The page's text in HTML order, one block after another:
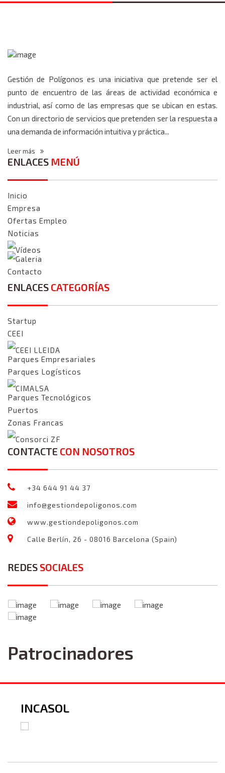
Gestión de Polígonos es una iniciativa que pretende ser el
punto de encuentro de las áreas de actividad económica e
industrial, así como de las empresas que se ubican en estas.
Con un directorio de servicios que pretenden ser la respuesta a
una demanda de información intuitiva y práctica...
Leer más
ENLACES MENÚ
Inicio
Empresa
Ofertas Empleo
Noticias
Vídeos
Galeria
Contacto
ENLACES CATEGORÍAS
Startup
CEEI
CEEI LLEIDA
Parques Empresariales
Parques Logísticos
CIMALSA
Parques Tecnológicos
Puertos
Zonas Francas
Consorci ZF
CONTACTE CON NOSOTROS
+34 644 91 44 37
info@gestiondepoligonos.com
www.gestiondepoligonos.com
Calle Berlín, 26 - 08016 Barcelona (Spain)
REDES SOCIALES
Patrocinadores
INCASOL